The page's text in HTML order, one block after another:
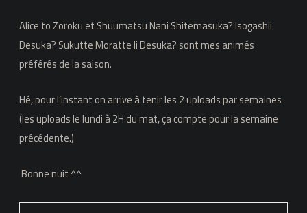
Alice to Zoroku et Shuumatsu Nani Shitemasuka? Isogashii
Desuka? Sukutte Moratte Ii Desuka? sont mes animés
préférés de la saison.
Hé, pour l’instant on arrive à tenir les 2 uploads par semaines
(les uploads le lundi à 2H du mat, ça compte pour la semaine
précédente.)
Bonne nuit ^^